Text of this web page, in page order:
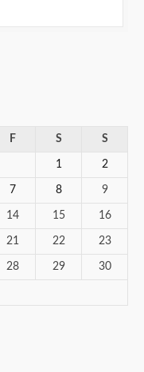
F S S
1 2
7 8 9
14 15 16
21 22 23
28 29 30